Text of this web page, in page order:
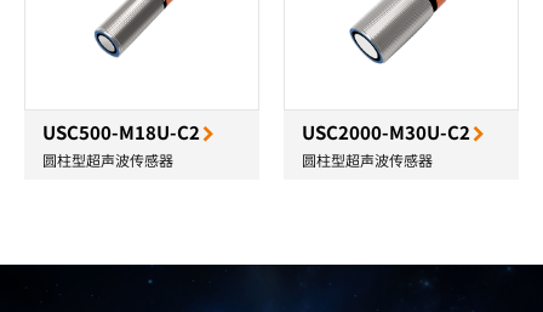
USC500-M18U-C2
圆柱型超声波传感器
USC2000-M30U-C2
圆柱型超声波传感器